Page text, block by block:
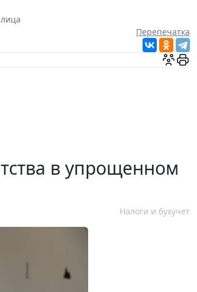
Перепечатка
в упрощенном
Налоги и бухучет